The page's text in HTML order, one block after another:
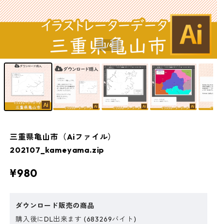
1/6
三重県亀山市（Aiファイル）
202107_kameyama.zip
¥980
ダウンロード販売の商品
購入後にDL出来ます (683269バイト)